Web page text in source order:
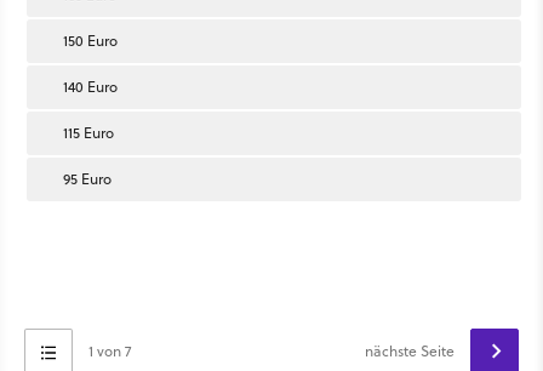
150 Euro
140 Euro
115 Euro
95 Euro
1 von 7 nächste Seite